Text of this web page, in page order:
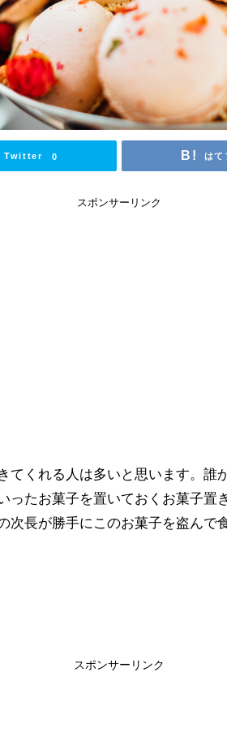
Twitter 0 はて
スポンサーリンク
てくれる人は多いと思います。誰
ったお菓子を置いておくお菓子置
次長が勝手にこのお菓子を盗んで
スポンサーリンク